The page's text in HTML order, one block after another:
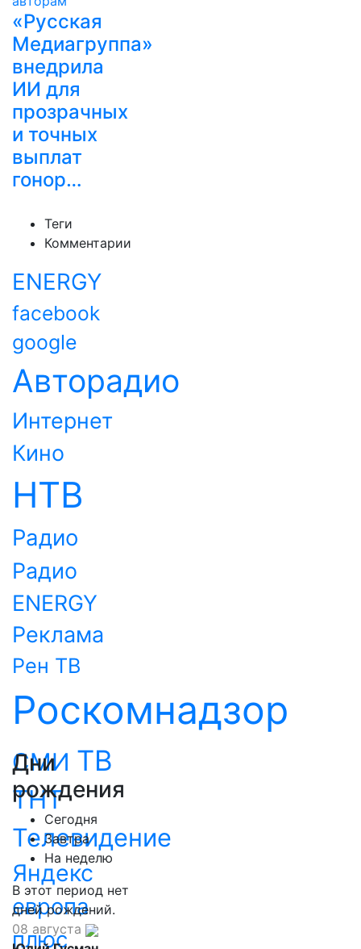
«Русская
Медиагруппа»
внедрила
ИИ для
прозрачных
и точных
выплат
гонор…
Теги
Комментарии
ENERGY
facebook
google
Авторадио
Интернет
Кино
НТВ
Радио
Радио
ENERGY
Реклама
Рен ТВ
Роскомнадзор
СМИ ТВ
ТНТ
Телевидение
Яндекс
европа
плюс
Дни
рождения
Сегодня
Завтра
На неделю
В этот период нет
дней рождений.
08 августа